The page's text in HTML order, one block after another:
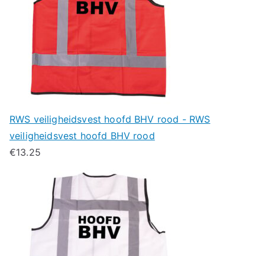
RWS veiligheidsvest hoofd BHV rood - RWS
veiligheidsvest hoofd BHV rood
€13.25